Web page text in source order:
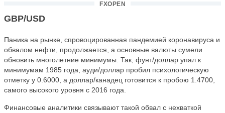
FXOPEN
GBP/USD
Паника на рынке, спровоцированная пандемией коронавируса и
обвалом нефти, продолжается, а основные валюты сумели
обновить многолетние минимумы. Так, фунт/доллар упал к
минимумам 1985 года, ауди/доллар пробил психологическую
отметку у 0.6000, а доллар/канадец готовится к пробою 1.4700,
самого высокого уровня с 2016 года.
Финансовые аналитики связывают такой обвал с нехваткой